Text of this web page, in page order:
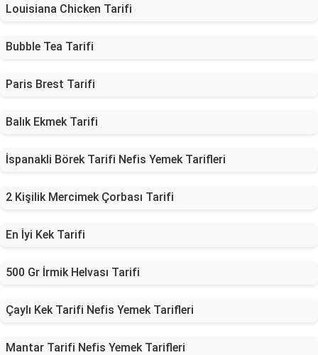
Louisiana Chicken Tarifi
Bubble Tea Tarifi
Paris Brest Tarifi
Balık Ekmek Tarifi
İspanakli Börek Tarifi Nefis Yemek Tarifleri
2 Kişilik Mercimek Çorbası Tarifi
En İyi Kek Tarifi
500 Gr İrmik Helvası Tarifi
Çaylı Kek Tarifi Nefis Yemek Tarifleri
Mantar Tarifi Nefis Yemek Tarifleri